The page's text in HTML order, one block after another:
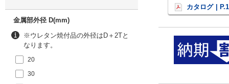
金属部外径 D(mm)
※ウレタン焼付品の外径はD＋2Tと
なります。
20
30
カタログ |